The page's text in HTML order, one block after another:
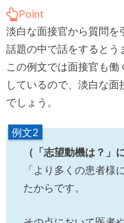
Point
淡白な面接官から質問を
話題の中で話をするとう
この例文では面接官も
しているので、淡白な
でしょう。
例文2
（「志望動機は？」
「より多くの患者様
たからです。